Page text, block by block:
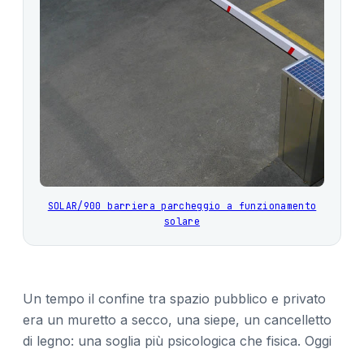
SOLAR/900 barriera parcheggio a funzionamento
solare
Un tempo il confine tra spazio pubblico e privato
era un muretto a secco, una siepe, un cancelletto
di legno: una soglia più psicologica che fisica. Oggi